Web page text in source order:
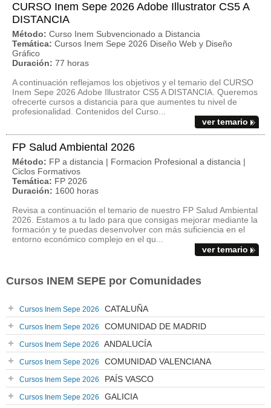
CURSO Inem Sepe 2026 Adobe Illustrator CS5 A
DISTANCIA
Método: Curso Inem Subvencionado a Distancia
Temática: Cursos Inem Sepe 2026 Diseño Web y Diseño
Gráfico
Duración: 77 horas
A continuación reflejamos los objetivos y el temario del CURSO
Inem Sepe 2026 Adobe Illustrator CS5 A DISTANCIA. Queremos
ofrecerte cursos a distancia para que aumentes tu nivel de
profesionalidad. Contenidos del Curso...
ver temario
FP Salud Ambiental 2026
Método: FP a distancia | Formacion Profesional a distancia |
Ciclos Formativos
Temática: FP 2026
Duración: 1600 horas
Revisa a continuación el temario de nuestro FP Salud Ambiental
2026. Estamos a tu lado para que consigas mejorar mediante la
formación y te puedas desenvolver con más suficiencia en el
entorno económico complejo en el qu...
ver temario
Cursos INEM SEPE por Comunidades
Cursos Inem Sepe 2026 CATALUÑA
Cursos Inem Sepe 2026 COMUNIDAD DE MADRID
Cursos Inem Sepe 2026 ANDALUCÍA
Cursos Inem Sepe 2026 COMUNIDAD VALENCIANA
Cursos Inem Sepe 2026 PAÍS VASCO
Cursos Inem Sepe 2026 GALICIA